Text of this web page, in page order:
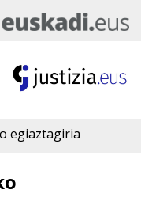
egiaztagiria